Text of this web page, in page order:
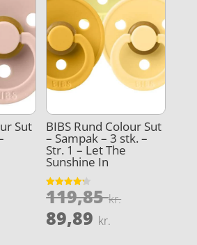
Sut BIBS Rund Colour Sut
– Sampak – 3 stk. –
Str. 1 – Let The
Sunshine In
Vurderet
4.2
119,85kr.Den
89,89 kr.